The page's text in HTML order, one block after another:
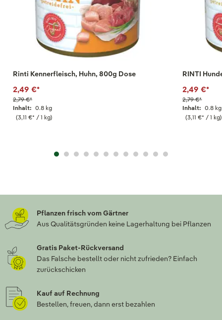
Rinti Kennerfleisch, Huhn, 800g Dose
Inhalt: 0.8 kg
(3,11 €* / 1 kg)
2,49 €*
2,79 €*
RINTI
Inhalt: 0.8 kg
(3,11 €* / 1 kg)
2,49 €*
2,79 €*
Pflanzen frisch vom Gärtner
Aus Qualitätsgründen keine Lagerhaltung bei Pflanzen
Gratis Paket-Rückversand
Das Falsche bestellt oder nicht zufrieden? Einfach
zurückschicken
Kauf auf Rechnung
Bestellen, freuen, dann erst bezahlen